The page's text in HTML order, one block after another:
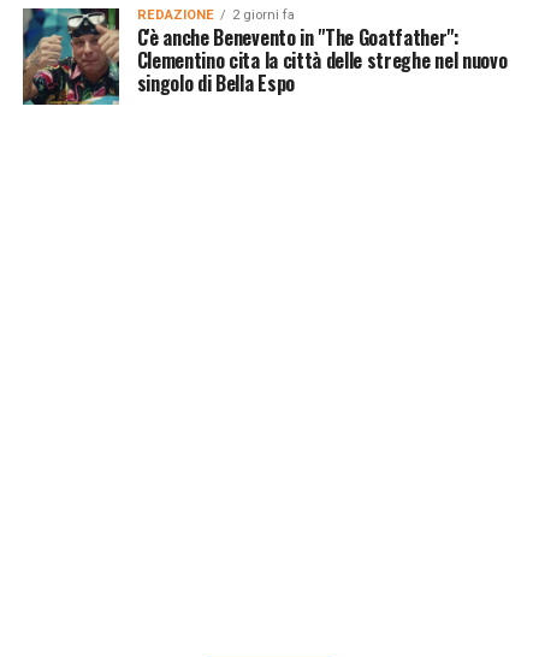
REDAZIONE 2 giorni fa
C'è anche Benevento in "The Goatfather":
Clementino cita la città delle streghe nel nuovo
singolo di Bella Espo